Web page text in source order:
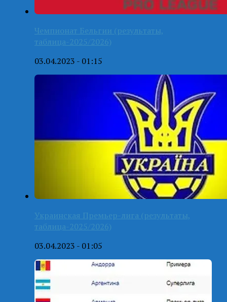
Чемпионат Бельгии (результаты,
таблица-2025/2026)
03.04.2023 - 01:15
Украинская Премьер-лига (результаты,
таблица-2025/2026)
03.04.2023 - 01:05